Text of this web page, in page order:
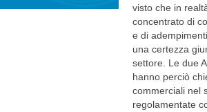
visto che in
concentrato di
e di
una certezza
settore. Le due
hanno perciò
commerciali nel
regolamentate